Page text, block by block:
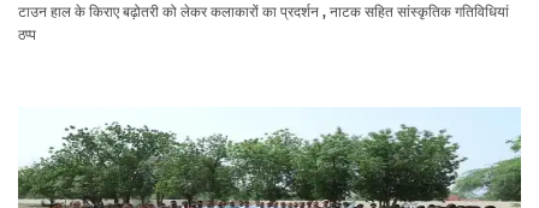
टाउन हाल के किराए बढ़ोतरी को लेकर कलाकारों का प्रदर्शन , नाटक सहित सांस्कृतिक गतिविधियां
ठप्प